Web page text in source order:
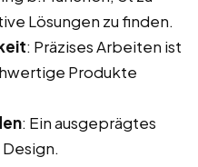
Lösungen zu finden.
: Präzises Arbeiten ist
Produkte
: Ein ausgeprägtes